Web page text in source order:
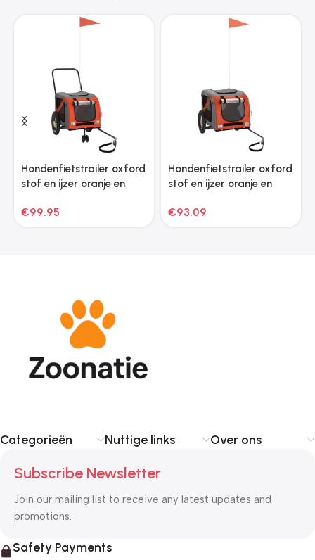
Hondenfietstrailer oxford
stof en ijzer oranje en
€99.95
Hondenfietstrailer oxford
stof en ijzer oranje en
€93.09
Categorieën Nuttige links Over ons
Subscribe Newsletter
Join our mailing list to receive any latest updates and
promotions.
Safety Payments